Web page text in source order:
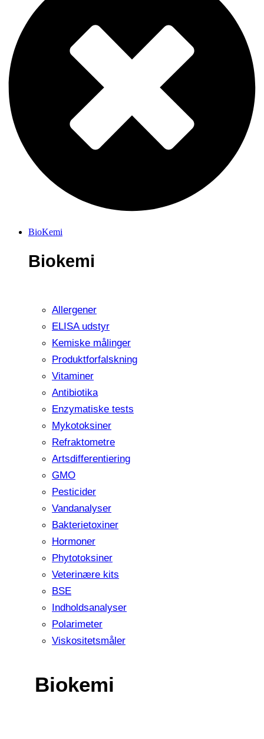
BioKemi
Biokemi
Allergener
ELISA udstyr
Kemiske målinger
Produktforfalskning
Vitaminer
Antibiotika
Enzymatiske tests
Mykotoksiner
Refraktometre
Artsdifferentiering
GMO
Pesticider
Vandanalyser
Bakterietoxiner
Hormoner
Phytotoksiner
Veterinære kits
BSE
Indholdsanalyser
Polarimeter
Viskositetsmåler
Biokemi